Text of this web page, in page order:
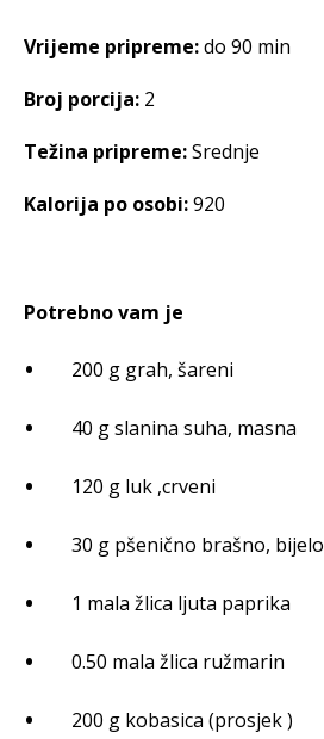
Vrijeme pripreme:do 90 min
Broj porcija: 2
Težina pripreme:Srednje
Kalorija po osobi:920
Potrebno vam je
200 g grah, šareni
40 g slanina suha, masna
120 g luk ,crveni
30 g pšenično brašno, bijelo
1 mala žlica ljuta paprika
0.50 mala žlica ružmarin
200 g kobasica (prosjek )